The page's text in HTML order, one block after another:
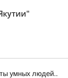
умных людей..